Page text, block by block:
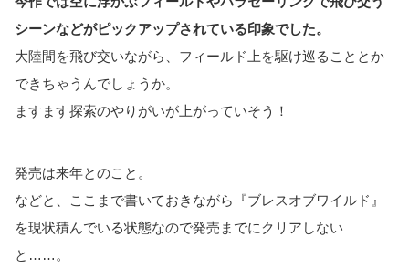
シーンなどがピックアップされている印象でした。
大陸間を飛び交いながら、フィールド上を駆け巡ることとか
できちゃうんでしょうか。
ますます探索のやりがいが上がっていそう！
発売は来年とのこと。
などと、ここまで書いておきながら『ブレスオブワイルド』
を現状積んでいる状態なので発売までにクリアしない
と……。